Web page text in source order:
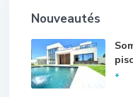
Nouveautés
*